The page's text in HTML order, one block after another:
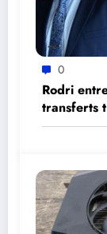
0
Rodri
transferts
mercato